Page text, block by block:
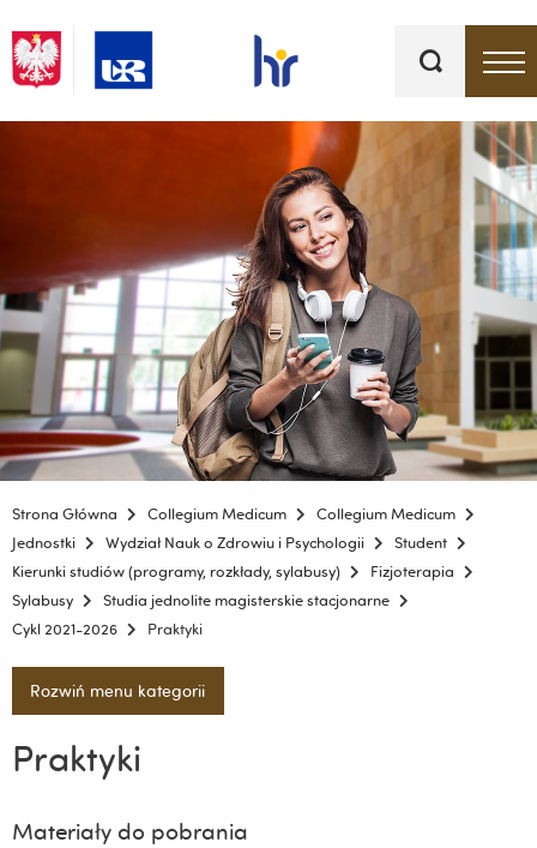
kluczowe
Strona Główna Collegium Medicum
Collegium Medicum
Jednostki
Wydział Nauk o Zdrowiu i Psychologii
Student
Kierunki studiów (programy, rozkłady, sylabusy)
Fizjoterapia
Sylabusy
Studia jednolite magisterskie stacjonarne
Cykl 2021-2026
Praktyki
Rozwiń menu kategorii
Praktyki
Materiały do pobrania